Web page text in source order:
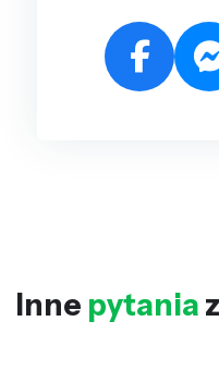
Inne pytania